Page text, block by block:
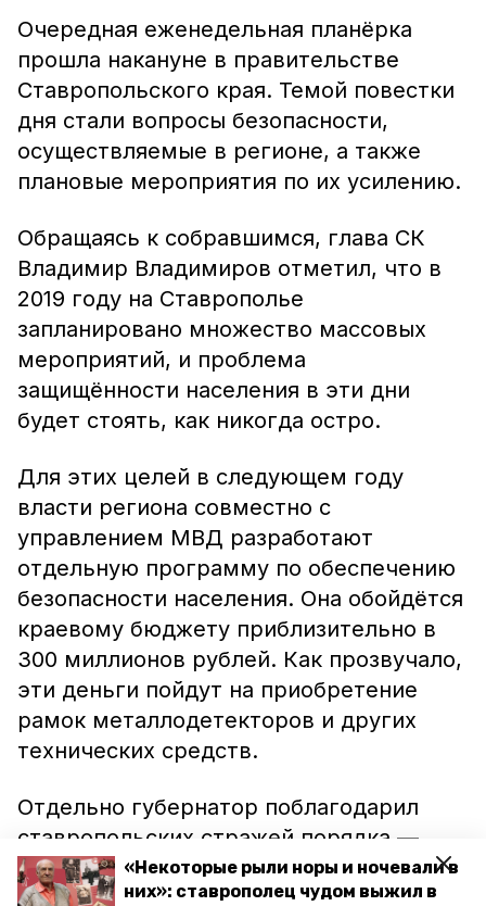
«Некоторые рыли норы и ночевали в
них»: ставрополец чудом выжил в
Очередная еженедельная планёрка
прошла накануне в правительстве
Ставропольского края. Темой повестки
дня стали вопросы безопасности,
осуществляемые в регионе, а также
плановые мероприятия по их усилению.
Обращаясь к собравшимся, глава СК
Владимир Владимиров отметил, что в
2019 году на Ставрополье
запланировано множество массовых
мероприятий, и проблема
защищённости населения в эти дни
будет стоять, как никогда остро.
Для этих целей в следующем году
власти региона совместно с
управлением МВД разработают
отдельную программу по обеспечению
безопасности населения. Она обойдётся
краевому бюджету приблизительно в
300 миллионов рублей. Как прозвучало,
эти деньги пойдут на приобретение
рамок металлодетекторов и других
технических средств.
Отдельно губернатор поблагодарил
ставропольских стражей порядка —
сейчас около тысячи полицейских
следят за безопасностью во время